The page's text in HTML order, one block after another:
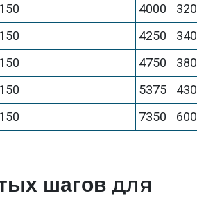
150 4000
150 4250
150 4750
150 5375
150 7350
шагов для